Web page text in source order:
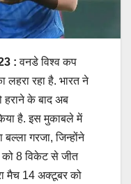
: वनडे विश्व कप
लहरा रहा है. भारत ने
के बाद अब
है. इस मुकाबले में
बल्ला गरजा, जिन्होंने
को 8 विकेट से जीत
मैच 14 अक्टूबर को